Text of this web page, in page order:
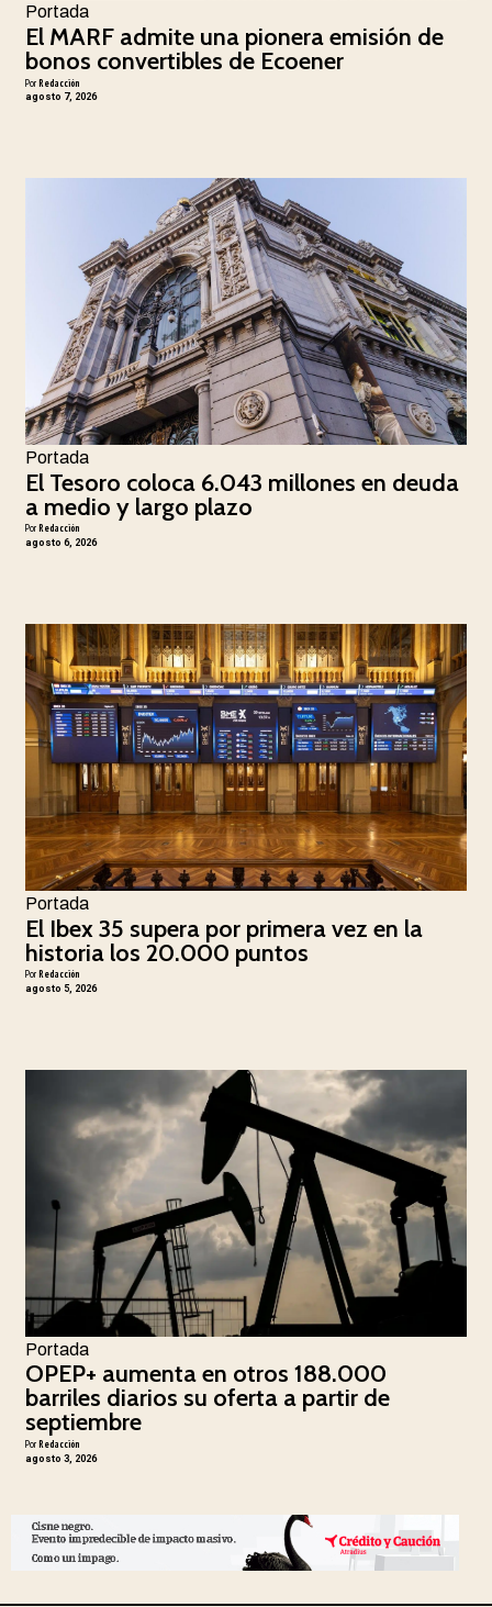
Portada
El MARF admite una pionera emisión de
bonos convertibles de Ecoener
PorRedacción
agosto 7, 2026
Portada
El Tesoro coloca 6.043 millones en deuda
a medio y largo plazo
Por Redacción
agosto 6, 2026
Portada
El Ibex 35 supera por primera vez en la
historia los 20.000 puntos
Por Redacción
agosto 5, 2026
Portada
OPEP+ aumenta en otros 188.000
barriles diarios su oferta a partir de
septiembre
Por Redacción
agosto 3, 2026